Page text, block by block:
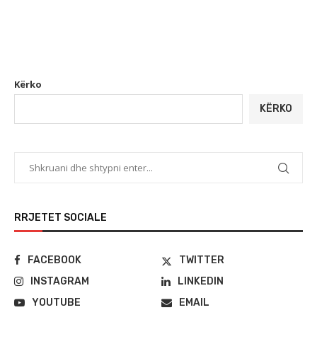
Kërko
KËRKO
RRJETET SOCIALE
FACEBOOK
TWITTER
INSTAGRAM
LINKEDIN
YOUTUBE
EMAIL